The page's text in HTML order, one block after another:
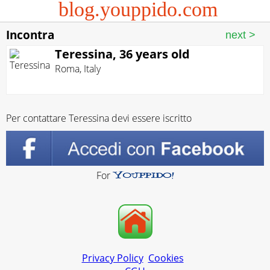
blog.youppido.com
Incontra
Teressina, 36 years old
Roma, Italy
Per contattare Teressina devi essere iscritto
For
Privacy Policy Cookies